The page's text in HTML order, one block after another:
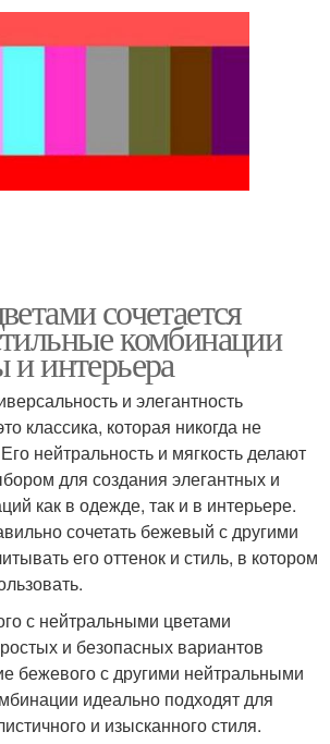
сочетается
комбинации
интерьера
и элегантность
классика, которая никогда не
нейтральность и мягкость делают
для создания элегантных и
как в одежде, так и в интерьере.
сочетать бежевый с другими
его оттенок и стиль, в котором
с нейтральными цветами
и безопасных вариантов
бежевого с другими нейтральными
идеально подходят для
и изысканного стиля.